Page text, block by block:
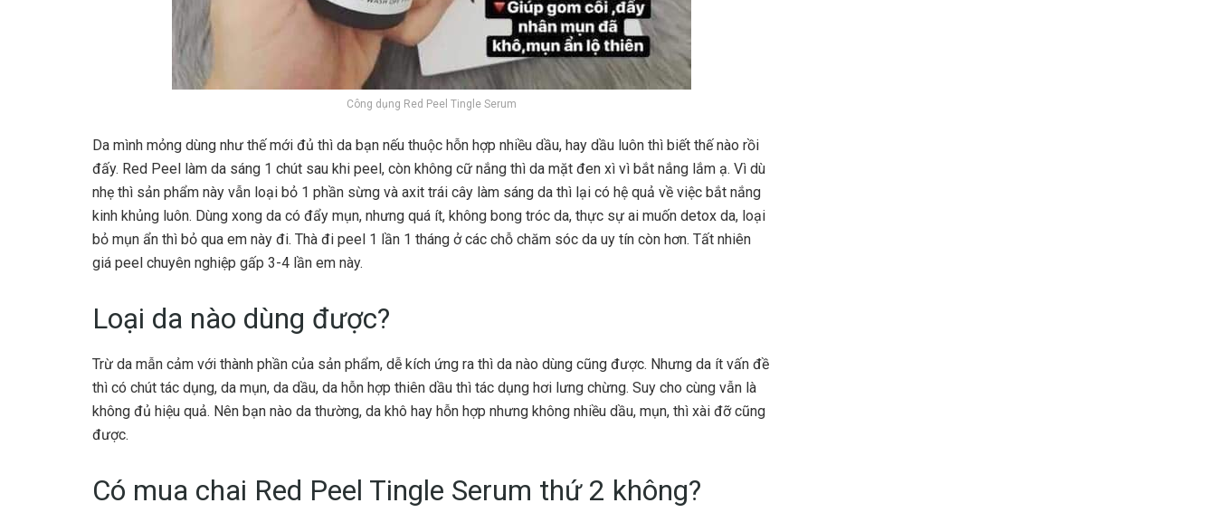
Công dụng Red Peel Tingle Serum
Da mình mỏng dùng như thế mới đủ thì da bạn nếu thuộc hỗn hợp nhiều dầu, hay dầu luôn thì biết thế nào rồi
đấy. Red Peel làm da sáng 1 chút sau khi peel, còn không cữ nắng thì da mặt đen xì vì bắt nắng lắm ạ. Vì dù
nhẹ thì sản phẩm này vẫn loại bỏ 1 phần sừng và axit trái cây làm sáng da thì lại có hệ quả về việc bắt nắng
kinh khủng luôn. Dùng xong da có đẩy mụn, nhưng quá ít, không bong tróc da, thực sự ai muốn detox da, loại
bỏ mụn ẩn thì bỏ qua em này đi. Thà đi peel 1 lần 1 tháng ở các chỗ chăm sóc da uy tín còn hơn. Tất nhiên
giá peel chuyên nghiệp gấp 3-4 lần em này.
Loại da nào dùng được?
Trừ da mẫn cảm với thành phần của sản phẩm, dễ kích ứng ra thì da nào dùng cũng được. Nhưng da ít vấn đề
thì có chút tác dụng, da mụn, da dầu, da hỗn hợp thiên dầu thì tác dụng hơi lưng chừng. Suy cho cùng vẫn là
không đủ hiệu quả. Nên bạn nào da thường, da khô hay hỗn hợp nhưng không nhiều dầu, mụn, thì xài đỡ cũng
được.
Có mua chai Red Peel Tingle Serum thứ 2 không?